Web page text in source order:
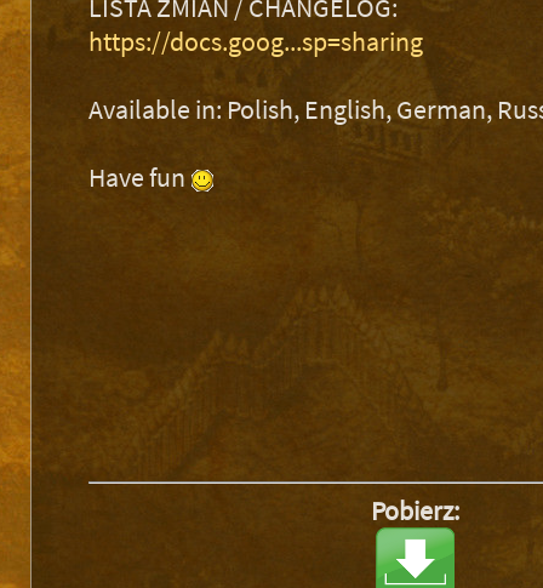
LISTA ZMIAN / CHANGELOG:
https://docs.goog...sp=sharing
Available in: Polish, English, German,
Have fun
Pobierz: